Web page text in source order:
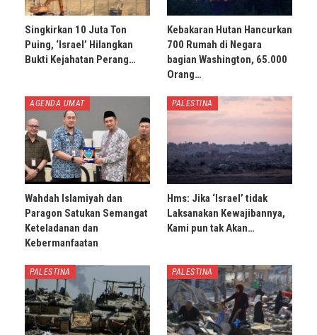
Singkirkan 10 Juta Ton
Puing, ‘Israel’ Hilangkan
Bukti Kejahatan Perang…
Kebakaran Hutan Hancurkan
700 Rumah di Negara
bagian Washington, 65.000
Orang…
AGENDA UMAT
Wahdah Islamiyah dan
Paragon Satukan Semangat
Keteladanan dan
Kebermanfaatan
PALESTINA
Hms: Jika ‘Israel’ tidak
Laksanakan Kewajibannya,
Kami pun tak Akan…
PALESTINA PALESTINA